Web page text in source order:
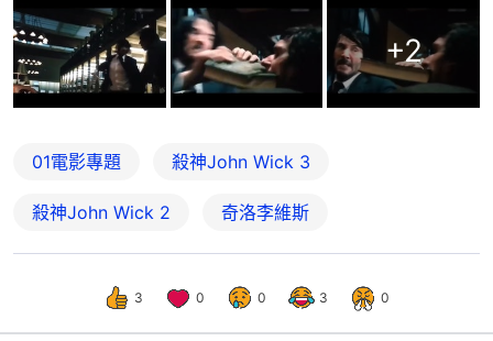
+2
01電影專題 殺神John Wick 3
殺神John Wick 2 奇洛李維斯
3 0 0 3 0